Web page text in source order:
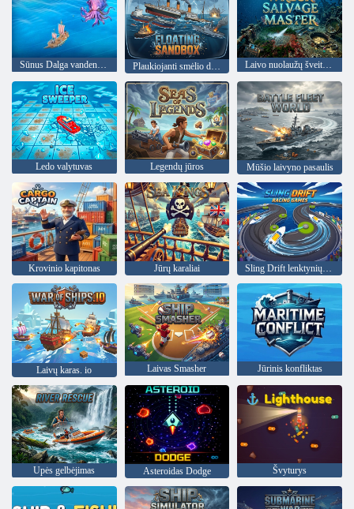
Sūnus Dalga vandenyno išgyvenęs Plaukiojanti smėlio dėžė Laivo nuolaužų šveitimas
Ledo valytuvas Legendų jūros Mūšio laivyno pasaulis
Krovinio kapitonas Jūrų karaliai Sling Drift lenktynių žaidimai
Laivų karas. io Laivas Smasher Jūrinis konfliktas
Upės gelbėjimas Asteroidas Dodge Švyturys